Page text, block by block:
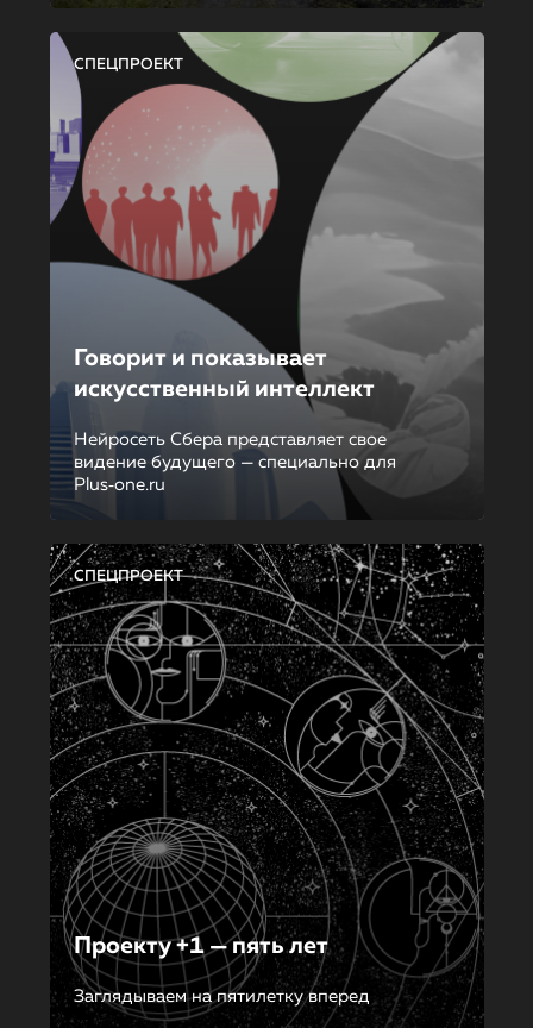
СПЕЦПРОЕКТ
Говорит и показывает
искусственный интеллект
Нейросеть Сбера представляет свое
видение будущего — специально для
Plus‑one.ru
СПЕЦПРОЕКТ
Проекту +1 — пять лет
Заглядываем на пятилетку вперед